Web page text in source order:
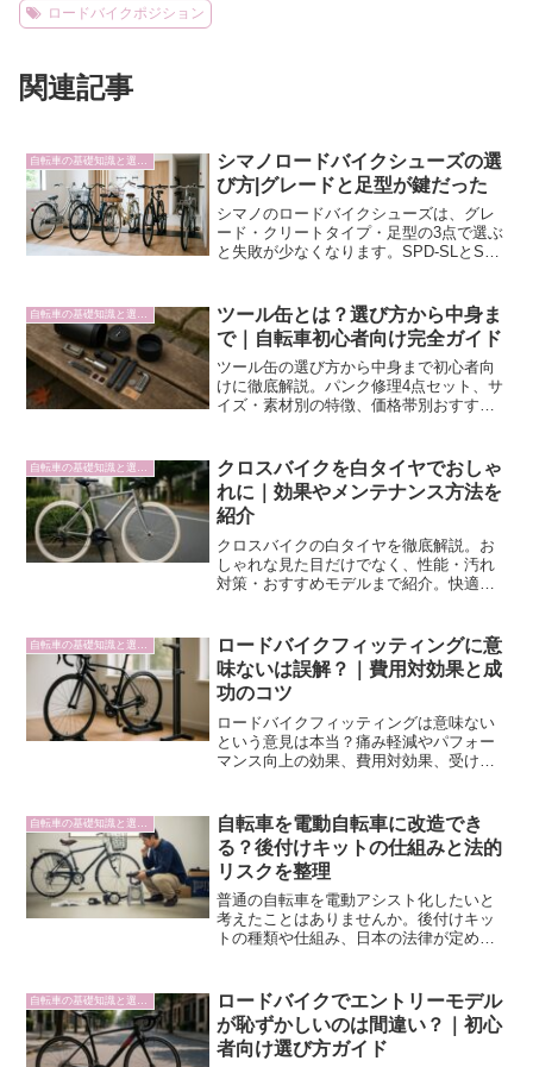
ロードバイクポジション
関連記事
シマノロードバイクシューズの選
び方|グレードと足型が鍵だった
シマノのロードバイクシューズは、グレ
ード・クリートタイプ・足型の3点で選ぶ
と失敗が少なくなります。SPD-SLとSPD
ツール缶とは？選び方から中身ま
で｜自転車初心者向け完全ガイド
ツール缶の選び方から中身まで初心者向
けに徹底解説。パンク修理4点セット、サ
イズ・素材別の特徴、価格帯別おすすめ
す。安全で快適な自転車ライフを始めま
しょう。
自転車の基礎知識と選び方
クロスバイクを白タイヤでおしゃ
れに｜効果やメンテナンス方法を
紹介
クロスバイクの白タイヤを徹底解説。お
しゃれな見た目だけでなく、性能・汚れ
対策・おすすめモデルまで紹介。快適な
自転車の基礎知識と選び方
ロードバイクフィッティングに意
味ないは誤解？｜費用対効果と成
功のコツ
ロードバイクフィッティングは意味ない
という意見は本当？痛み軽減やパフォー
マンス向上の効果、費用対効果、受ける
見極めよう。
自転車を電動自転車に改造でき
る？後付けキットの仕組みと法的
リスクを整理
普通の自転車を電動アシスト化したいと
考えたことはありませんか。後付けキッ
トの種類や仕組み、日本の法律が定める
自転車の基礎知識と選び方
ロードバイクでエントリーモデル
が恥ずかしいのは間違い？｜初心
者向け選び方ガイド